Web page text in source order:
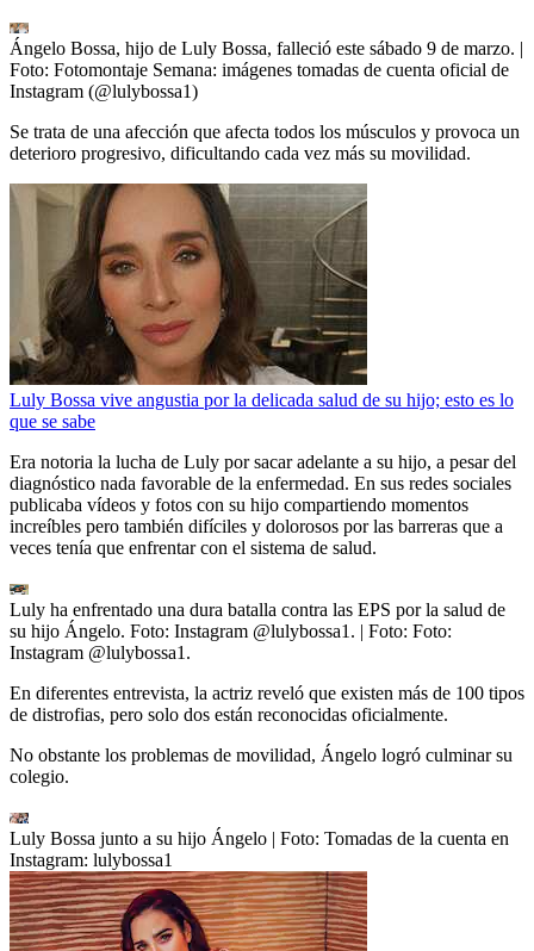
Ángelo Bossa, hijo de Luly Bossa, falleció este sábado 9 de marzo. |
Foto: Fotomontaje Semana: imágenes tomadas de cuenta oficial de
Instagram (@lulybossa1)
Se trata de una afección que afecta todos los músculos y provoca un
deterioro progresivo, dificultando cada vez más su movilidad.
Luly Bossa vive angustia por la delicada salud de su hijo; esto es lo
que se sabe
Era notoria la lucha de Luly por sacar adelante a su hijo, a pesar del
diagnóstico nada favorable de la enfermedad. En sus redes sociales
publicaba vídeos y fotos con su hijo compartiendo momentos
increíbles pero también difíciles y dolorosos por las barreras que a
veces tenía que enfrentar con el sistema de salud.
Luly ha enfrentado una dura batalla contra las EPS por la salud de
su hijo Ángelo. Foto: Instagram @lulybossa1. | Foto: Foto:
Instagram @lulybossa1.
En diferentes entrevista, la actriz reveló que existen más de 100 tipos
de distrofias, pero solo dos están reconocidas oficialmente.
No obstante los problemas de movilidad, Ángelo logró culminar su
colegio.
Luly Bossa junto a su hijo Ángelo | Foto: Tomadas de la cuenta en
Instagram: lulybossa1